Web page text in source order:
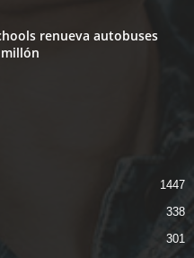
renueva autobuses
1447
338
301